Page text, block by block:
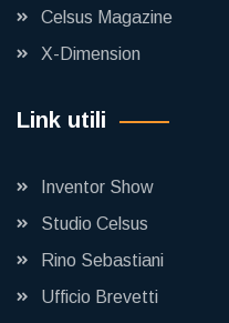
Celsus Magazine
X-Dimension
Link utili
Inventor Show
Studio Celsus
Rino Sebastiani
Ufficio Brevetti